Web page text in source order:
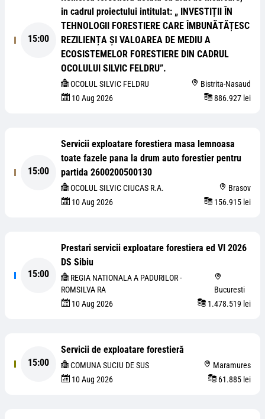
15:00
in cadrul proiectului intitulat: „ INVESTIȚII ÎN
TEHNOLOGII FORESTIERE CARE ÎMBUNĂTĂȚESC
REZILIENȚA ȘI VALOAREA DE MEDIU A
ECOSISTEMELOR FORESTIERE DIN CADRUL
OCOLULUI SILVIC FELDRU”.
OCOLUL SILVIC FELDRU
Bistrita-Nasaud
10 Aug 2026
886.927 lei
15:00
Servicii exploatare forestiera masa lemnoasa
toate fazele pana la drum auto forestier pentru
partida 2600200500130
OCOLUL SILVIC CIUCAS R.A.
Brasov
10 Aug 2026
156.915 lei
15:00
Prestari servicii exploatare forestiera ed VI 2026
DS Sibiu
REGIA NATIONALA A PADURILOR -
ROMSILVA RA
Bucuresti
10 Aug 2026
1.478.519 lei
15:00
Servicii de exploatare forestieră
COMUNA SUCIU DE SUS
Maramures
10 Aug 2026
61.885 lei